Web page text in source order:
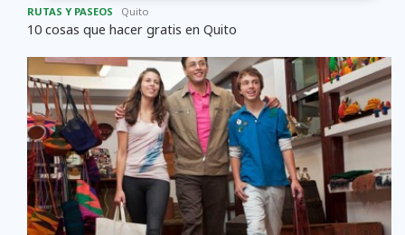
RUTAS Y PASEOS Quito
10 cosas que hacer gratis en Quito